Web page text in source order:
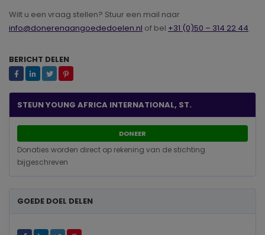
Wilt u een vraag stellen? Stuur een mail naar
info@donerenaangoededoelen.nl of bel +31 (0)50 – 314 22 44.
BERICHT DELEN
STEUN YOUNG AFRICA INTERNATIONAL, ST.
DONEER
Donaties worden direct op rekening van de stichting
bijgeschreven
GOEDE DOEL DELEN